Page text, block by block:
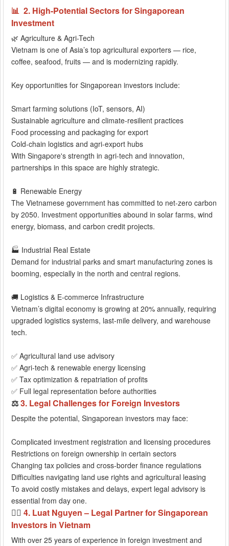
📊 2. High-Potential Sectors for Singaporean
Investment
🌿 Agriculture & Agri-Tech
Vietnam is one of Asia’s top agricultural exporters — rice,
coffee, seafood, fruits — and is modernizing rapidly.
Key opportunities for Singaporean investors include:
Smart farming solutions (IoT, sensors, AI)
Sustainable agriculture and climate-resilient practices
Food processing and packaging for export
Cold-chain logistics and agri-export hubs
With Singapore's strength in agri-tech and innovation,
partnerships in this space are highly strategic.
🔋 Renewable Energy
The Vietnamese government has committed to net-zero carbon
by 2050. Investment opportunities abound in solar farms, wind
energy, biomass, and carbon credit projects.
🏭 Industrial Real Estate
Demand for industrial parks and smart manufacturing zones is
booming, especially in the north and central regions.
🚚 Logistics & E-commerce Infrastructure
Vietnam’s digital economy is growing at 20% annually, requiring
upgraded logistics systems, last-mile delivery, and warehouse
tech.
✅ Agricultural land use advisory
✅ Agri-tech & renewable energy licensing
✅ Tax optimization & repatriation of profits
✅ Full legal representation before authorities
⚖️3. Legal Challenges for Foreign Investors
Despite the potential, Singaporean investors may face:
Complicated investment registration and licensing procedures
Restrictions on foreign ownership in certain sectors
Changing tax policies and cross-border finance regulations
Difficulties navigating land use rights and agricultural leasing
To avoid costly mistakes and delays, expert legal advisory is
essential from day one.
🧑‍⚖️ 4. Luat Nguyen – Legal Partner for Singaporean
Investors in Vietnam
With over 25 years of experience in foreign investment and